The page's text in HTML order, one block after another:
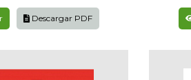
Descargar PDF